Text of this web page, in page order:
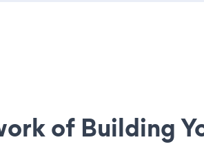
of Building